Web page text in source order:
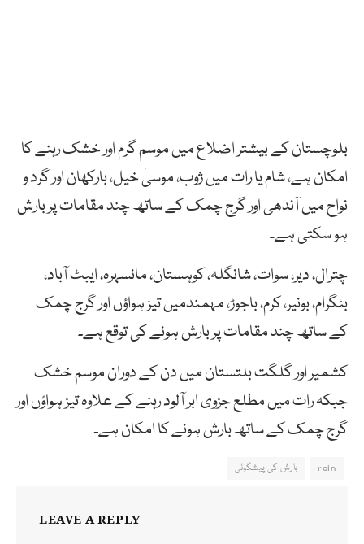
بلوچستان کے بیشتر اضلاع میں موسم گرم اور خشک رہنے کا
امکان ہے، شام یا رات میں ژوب، موسیٰ خیل، بارکھان اور گرد و
نواح میں آندھی اور گرج چمک کے ساتھ چند مقامات پر بارش
ہو سکتی ہے۔
چترال، دیر، سوات، شانگلہ، کوہستان، مانسہرہ، ایبٹ آباد،
بٹگرام، بونیر، کرم، باجوڑ، مہمندمیں تیز ہواؤں اور گرج چمک
کے ساتھ چند مقامات پر بارش ہونے کی توقع ہے۔
کشمیر اور گلگت بلتستان میں دن کے دوران موسم خشک
جبکہ رات میں مطلع جزوی ابر آلود رہنے کے علاوہ تیز ہواؤں اور
گرج چمک کے ساتھ بارش ہونے کا امکان ہے۔
rain بارش کی پیشگوئی
LEAVE A REPLY